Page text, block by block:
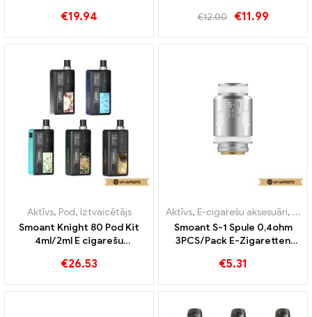
Pielāgots
€19.94
Pielāgots
€12.00 €11.99
Aktīvs, Pod, Iztvaicētājs
Smoant Knight 80 Pod Kit
4ml/2ml E cigarešu
Pielāgots
€26.53
Aktīvs, E-cigarešu aksesuāri,
Smoant S-1 Spule 0,4ohm
3PCS/Pack E-Zigaretten
€5.31